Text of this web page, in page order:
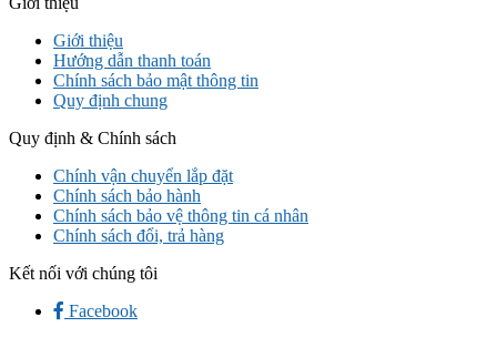
Giới thiệu
Hướng dẫn thanh toán
Chính sách bảo mật thông tin
Quy định chung
Quy định & Chính sách
Chính vận chuyển lắp đặt
Chính sách bảo hành
Chính sách bảo vệ thông tin cá nhân
Chính sách đổi, trả hàng
Kết nối với chúng tôi
Facebook